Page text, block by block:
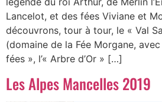
Lancelot, et des fées Viviane et
découvrons, tour à tour, le « Val
(domaine de la Fée Morgane,
fées », l’« Arbre d’Or » […]
Les Alpes Mancelles 2019